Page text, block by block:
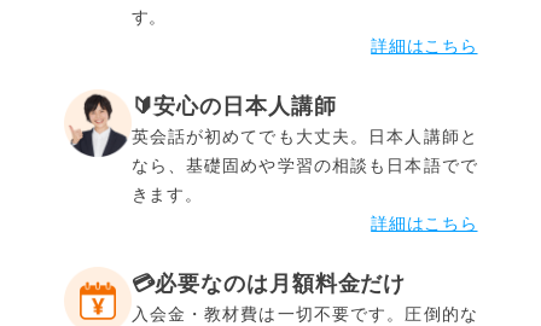
す。
詳細はこちら
🔰安心の日本人講師
英会話が初めてでも大丈夫。日本人講師と
なら、基礎固めや学習の相談も日本語でで
きます。
詳細はこちら
💳️必要なのは月額料金だけ
入会金・教材費は一切不要です。圧倒的な